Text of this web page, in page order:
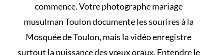
commence. Votre photographe mariage
musulman Toulon documente les sourires à la
Mosquée de Toulon, mais la vidéo enregistre
surtout la puissance des vœux oraux. Entendre le